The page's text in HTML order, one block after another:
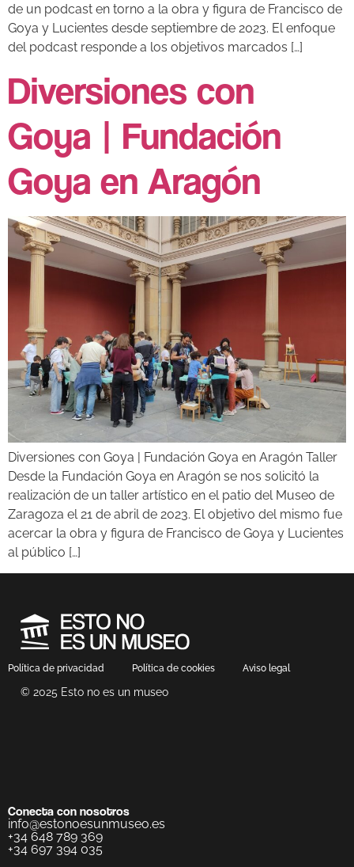
de un podcast en torno a la obra y figura de Francisco de
Goya y Lucientes desde septiembre de 2023. El enfoque
del podcast responde a los objetivos marcados […]
Diversiones con
Goya | Fundación
Goya en Aragón
Diversiones con Goya | Fundación Goya en Aragón Taller
Desde la Fundación Goya en Aragón se nos solicitó la
realización de un taller artístico en el patio del Museo de
Zaragoza el 21 de abril de 2023. El objetivo del mismo fue
acercar la obra y figura de Francisco de Goya y Lucientes
al público […]
Política de privacidad Política de cookies Aviso legal
© 2025 Esto no es un museo
Conecta con nosotros
info@estonoesunmuseo.es
+34 648 789 369
+34 697 394 035